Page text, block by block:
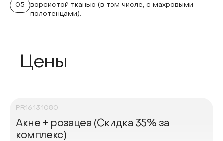
05
ворсистой тканью (в том числе, с махровыми
полотенцами).
Цены
PR16.13.1080
Акне + розацеа (Скидка 35% за
комплекс)